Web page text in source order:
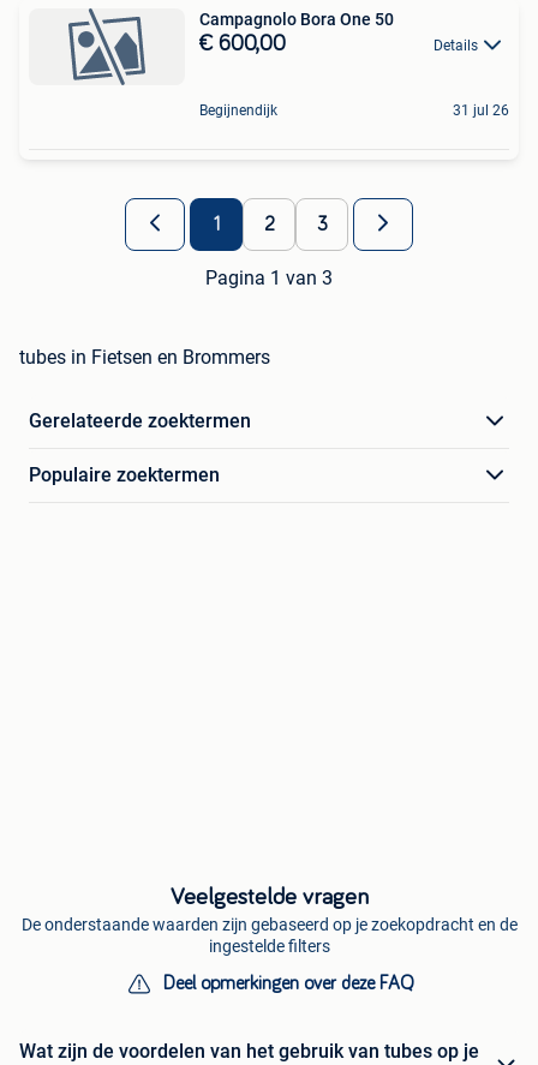
Campagnolo Bora One 50
€ 600,00 Details
Begijnendijk 31 jul 26
1 2 3
Pagina 1 van 3
tubes in Fietsen en Brommers
Gerelateerde zoektermen
Populaire zoektermen
Veelgestelde vragen
De onderstaande waarden zijn gebaseerd op je zoekopdracht en de
ingestelde filters
Deel opmerkingen over deze FAQ
Wat zijn de voordelen van het gebruik van tubes op je